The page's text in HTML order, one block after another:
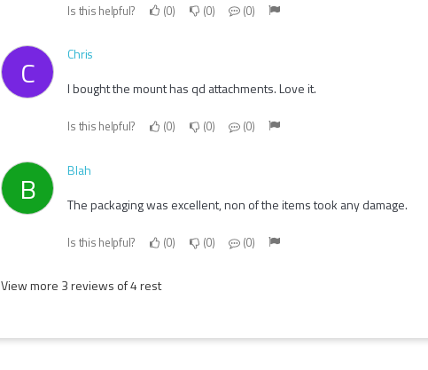
Is this helpful? 0 0 0
C Chris
I bought the mount has qd attachments. Love it.
Is this helpful? 0 0 0
B Blah
The packaging was excellent, non of the items took any damage.
Is this helpful? 0 0 0
View more 3 reviews of 4 rest